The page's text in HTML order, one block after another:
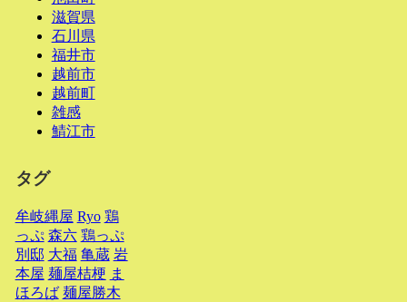
滋賀県
石川県
福井市
越前市
越前町
雑感
鯖江市
タグ
牟岐縄屋 Ryo 鶏
っぷ 森六 鶏っぷ
別邸 大福 亀蔵 岩
本屋 麺屋桔梗 ま
ほろば 麺屋勝木